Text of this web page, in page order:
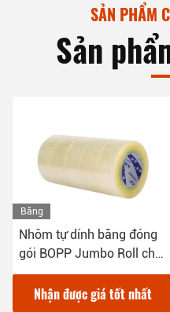
SẢN PHẨM
Sản
Băng
hình
Nhôm tự dính băng đóng
gói BOPP Jumbo Roll cho
niêm phong hộp
Nhận được giá tốt nhất